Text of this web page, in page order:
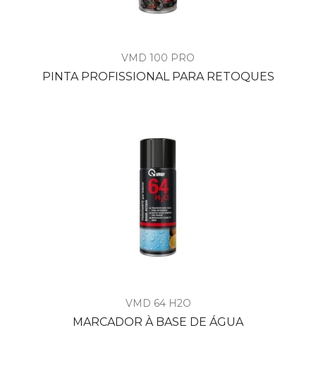
VMD 100 PRO
PINTA PROFISSIONAL PARA RETOQUES
VMD 64 H2O
MARCADOR À BASE DE ÁGUA